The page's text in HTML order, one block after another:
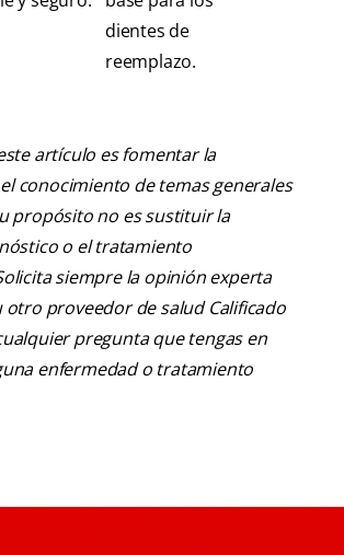
dientes de
reemplazo.
artículo es fomentar la
conocimiento de temas generales
propósito no es sustituir la
o el tratamiento
siempre la opinión experta
proveedor de salud Calificado
pregunta que tengas en
enfermedad o tratamiento